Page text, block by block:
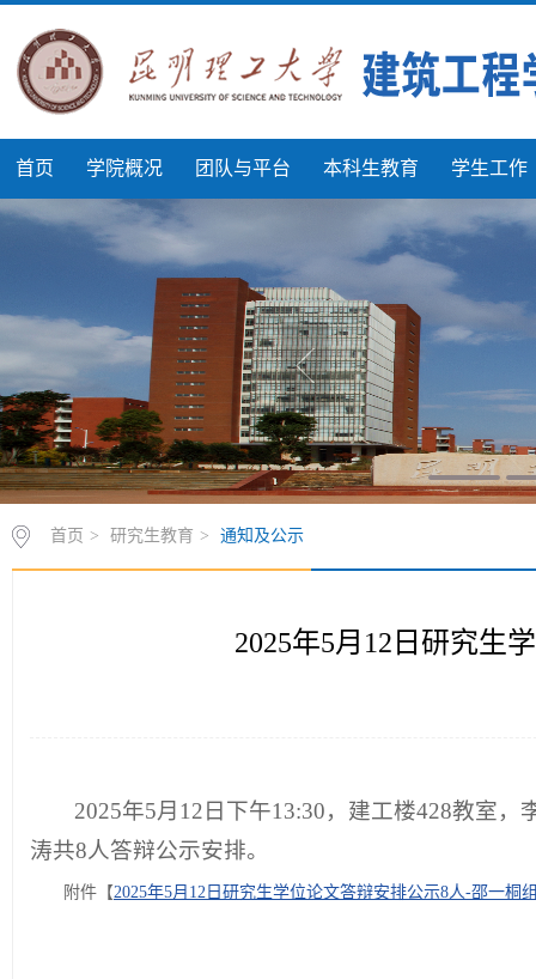
首页 学院概况 团队与平台 本科生教育 学生工作
首页 > 研究生教育 > 通知及公示
2025年5月12日研究生
2025年5月12日下午13:30，建工楼428教室
涛共8人答辩公示安排。
附件【2025年5月12日研究生学位论文答辩安排公示8人-邵一桐